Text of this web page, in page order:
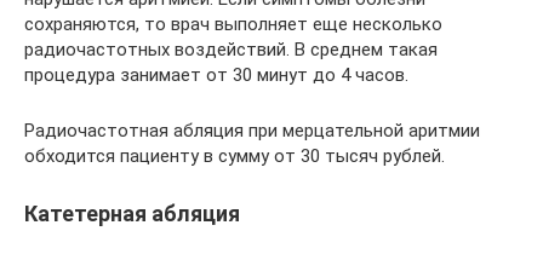
сохраняются, то врач выполняет еще несколько
радиочастотных воздействий. В среднем такая
процедура занимает от 30 минут до 4 часов.
Радиочастотная абляция при мерцательной аритмии
обходится пациенту в сумму от 30 тысяч рублей.
Катетерная абляция